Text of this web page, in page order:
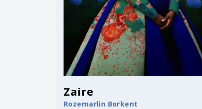
Zaire
Rozemarlin Borkent